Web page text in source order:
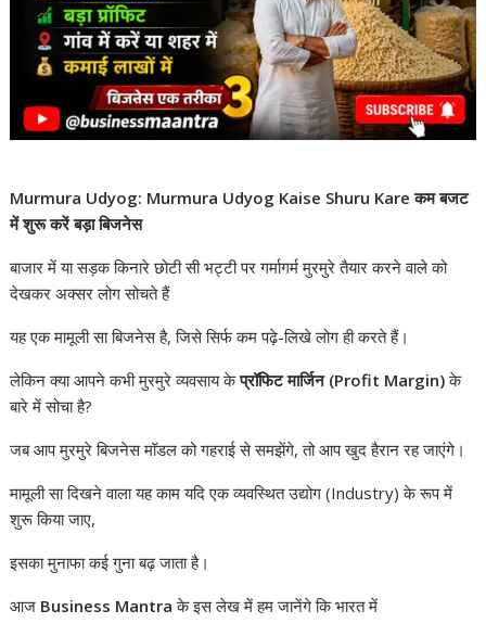
Murmura Udyog: Murmura Udyog Kaise Shuru Kare कम बजट
में शुरू करें बड़ा बिजनेस
बाजार में या सड़क किनारे छोटी सी भट्टी पर गर्मागर्म मुरमुरे तैयार करने वाले को
देखकर अक्सर लोग सोचते हैं
यह एक मामूली सा बिजनेस है, जिसे सिर्फ कम पढ़े-लिखे लोग ही करते हैं।
लेकिन क्या आपने कभी मुरमुरे व्यवसाय केप्रॉफिट मार्जिन (Profit Margin)के
बारे में सोचा है?
जब आप मुरमुरे बिजनेस मॉडल को गहराई से समझेंगे, तो आप खुद हैरान रह जाएंगे।
मामूली सा दिखने वाला यह काम यदि एक व्यवस्थित उद्योग (Industry) के रूप में
शुरू किया जाए,
इसका मुनाफा कई गुना बढ़ जाता है।
आज Business Mantra के इस लेख में हम जानेंगे कि भारत में